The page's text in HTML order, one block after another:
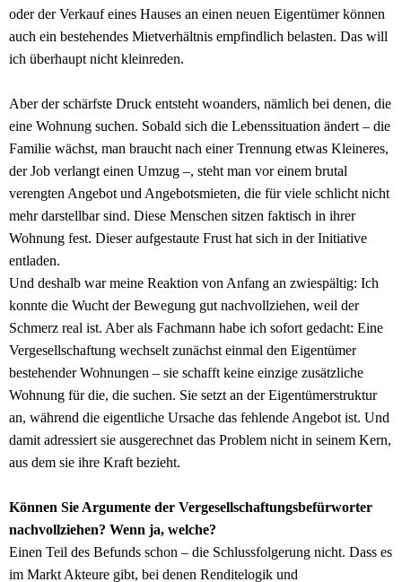
oder der Verkauf eines Hauses an einen neuen Eigentümer können
auch ein bestehendes Mietverhältnis empfindlich belasten. Das will
ich überhaupt nicht kleinreden.
Aber der schärfste Druck entsteht woanders, nämlich bei denen, die
eine Wohnung suchen. Sobald sich die Lebenssituation ändert – die
Familie wächst, man braucht nach einer Trennung etwas Kleineres,
der Job verlangt einen Umzug –, steht man vor einem brutal
verengten Angebot und Angebotsmieten, die für viele schlicht nicht
mehr darstellbar sind. Diese Menschen sitzen faktisch in ihrer
Wohnung fest. Dieser aufgestaute Frust hat sich in der Initiative
entladen.
Und deshalb war meine Reaktion von Anfang an zwiespältig: Ich
konnte die Wucht der Bewegung gut nachvollziehen, weil der
Schmerz real ist. Aber als Fachmann habe ich sofort gedacht: Eine
Vergesellschaftung wechselt zunächst einmal den Eigentümer
bestehender Wohnungen – sie schafft keine einzige zusätzliche
Wohnung für die, die suchen. Sie setzt an der Eigentümerstruktur
an, während die eigentliche Ursache das fehlende Angebot ist. Und
damit adressiert sie ausgerechnet das Problem nicht in seinem Kern,
aus dem sie ihre Kraft bezieht.
Können Sie Argumente der Vergesellschaftungsbefürworter
nachvollziehen? Wenn ja, welche?
Einen Teil des Befunds schon – die Schlussfolgerung nicht. Dass es
im Markt Akteure gibt, bei denen Renditelogik und